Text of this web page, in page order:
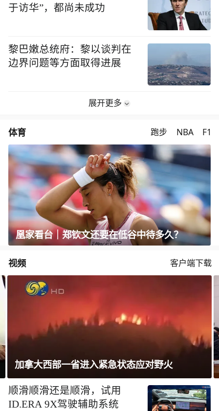
于访华”，都尚未成功
黎巴嫩总统府：黎以谈判在
边界问题等方面取得进展
展开更多
体育 跑步 NBA F1
凰家看台｜郑钦文还要在低谷中待多久？
视频 客户端下载
加拿大西部一省进入紧急状态应对野火
顺滑顺滑还是顺滑，试用
ID.ERA 9X驾驶辅助系统